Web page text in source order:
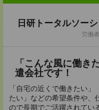
日研トータルソー
労働
「こんな風に働き
遣会社です！
「自宅の近くで働きたい
たい」などの希望条件や、
ので長期でご活躍されてい